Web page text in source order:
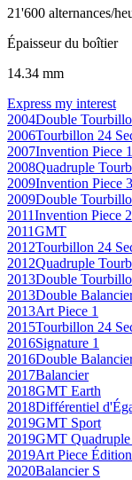
21'600 alternances/
Épaisseur du boîtier
14.34 mm
Express my interest
2004Double
2006Tourbillon 24
2007Invention Piece 1
2008Quadruple
2009Invention Piece 3
2009Double
2011Invention Piece 2
2011GMT
2012Tourbillon 24
2012Quadruple
2013Double
2013Double
2013Art Piece 1
2015Tourbillon 24
2016Signature 1
2016Double
2017Balancier
2018GMT Earth
2018Différentiel
2019GMT Sport
2019GMT
2019Art Piece
2020Balancier S